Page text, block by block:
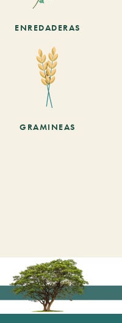
ENREDADERAS
GRAMINEAS